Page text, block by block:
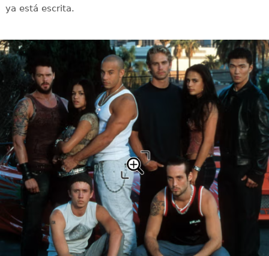
ya está escrita.